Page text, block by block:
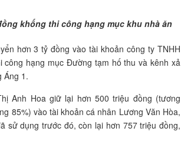
khống thi công hạng mục khu nhà ăn
hơn 3 tỷ đồng vào tài khoản công ty TNHH
hạng mục Đường tạm hố thu và kênh xả
Áng 1.
Anh Hoa giữ lại hơn 500 triệu đồng (tương
85%) vào tài khoản cá nhân Lương Văn Hòa,
sử dụng trước đó, còn lại hơn 757 triệu đồng,